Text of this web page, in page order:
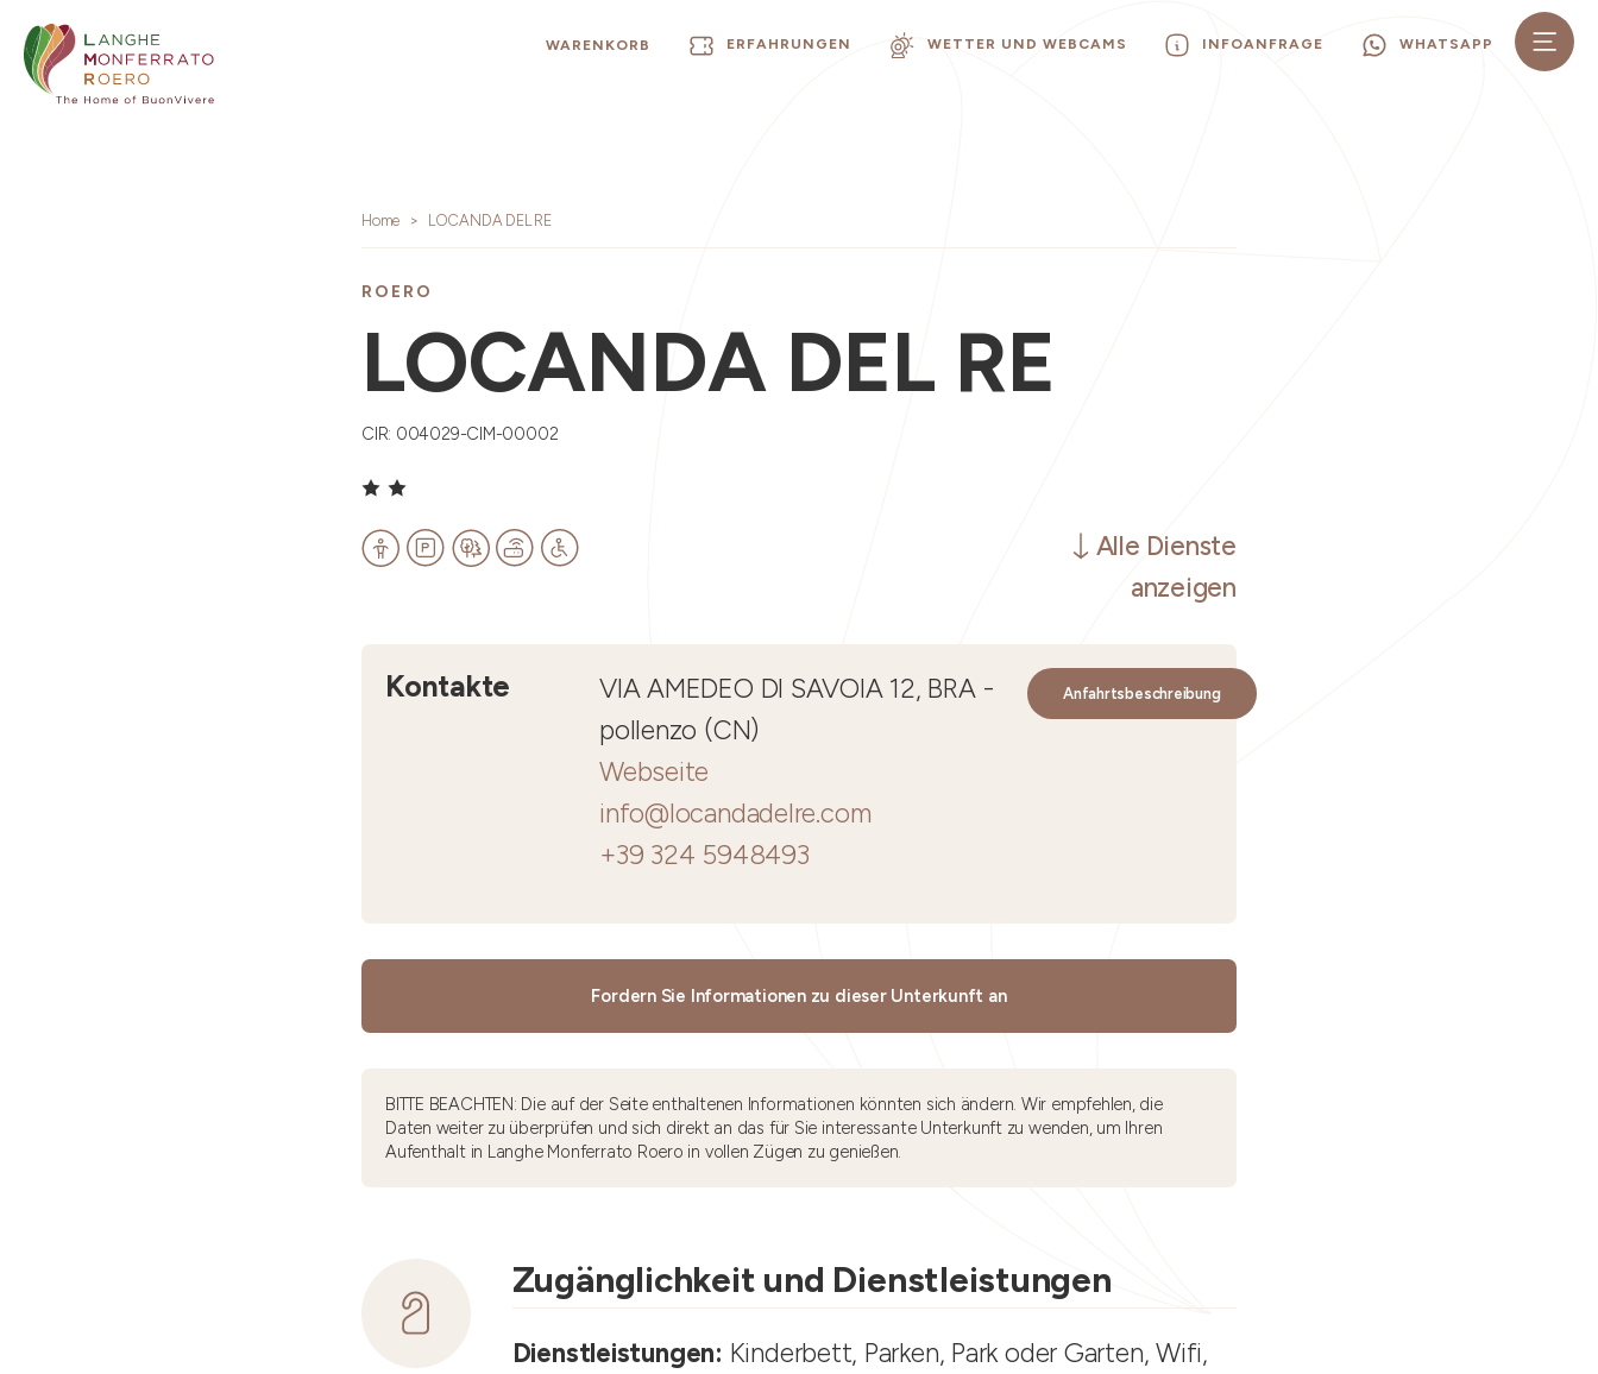
WARENKORB ERFAHRUNGEN WETTER UND WEBCAMS INFOANFRAGE WHATSAPP
Home LOCANDA DEL RE
ROERO
LOCANDA DEL RE
CIR: 004029-CIM-00002
Alle Dienste
anzeigen
Kontakte
VIA AMEDEO DI SAVOIA 12, BRA -
pollenzo (CN)
Webseite
info@locandadelre.com
+39 324 5948493
Anfahrtsbeschreibung
Fordern Sie Informationen zu dieser Unterkunft an
BITTE BEACHTEN: Die auf der Seite enthaltenen Informationen könnten sich ändern. Wir empfehlen, die
Daten weiter zu überprüfen und sich direkt an das für Sie interessante Unterkunft zu wenden, um Ihren
Aufenthalt in Langhe Monferrato Roero in vollen Zügen zu genießen.
Zugänglichkeit und Dienstleistungen
Dienstleistungen: Kinderbett, Parken, Park oder Garten, Wifi,